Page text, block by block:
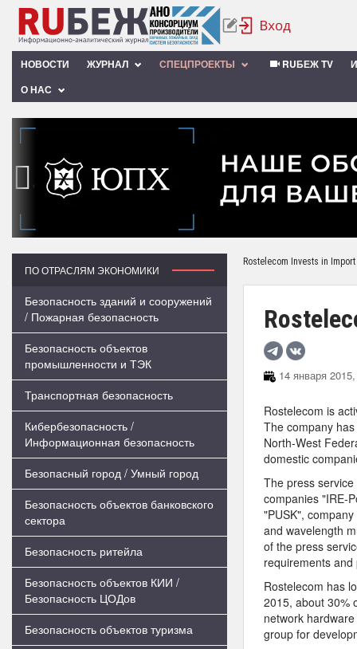
НОВОСТИ ЖУРНАЛ СПЕЦПРОЕКТЫ RUБЕЖ TV
О НАС
‹
ПО ОТРАСЛЯМ ЭКОНОМИКИ
Безопасность зданий и сооружений
/ Пожарная безопасность
Безопасность объектов
промышленности и ТЭК
Транспортная безопасность
Кибербезопасность /
Информационная безопасность
Безопасный город / Умный город
Безопасность объектов банковского
сектора
Безопасность ритейла
Безопасность объектов КИИ /
Безопасность ЦОДов
Безопасность объектов туризма
Rostelecom Invests in
14 января
Rostelecom is
The company
North-West
domestic
The press
companies "IRE-
"PUSK",
and wavelength
of the press
requirements
Rostelecom has
2015, about 30%
network
group for